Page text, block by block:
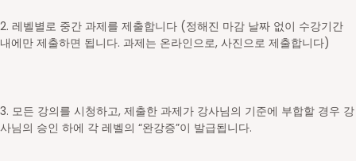
2. 레벨별로 중간 과제를 제출합니다 (정해진 마감 날짜 없이 수강기간
내에만 제출하면 됩니다. 과제는 온라인으로, 사진으로 제출합니다)
3. 모든 강의를 시청하고, 제출한 과제가 강사님의 기준에 부합할 경우 강
사님의 승인 하에 각 레벨의 “완강증”이 발급됩니다.